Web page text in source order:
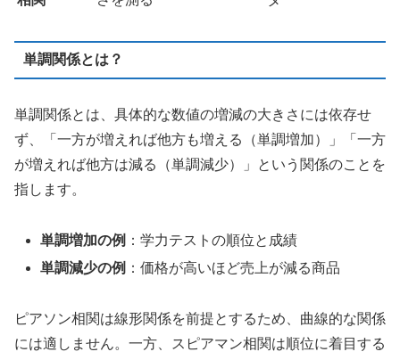
単調関係とは？
単調関係とは、具体的な数値の増減の大きさには依存せ
ず、「一方が増えれば他方も増える（単調増加）」「一方
が増えれば他方は減る（単調減少）」という関係のことを
指します。
単調増加の例 ：学力テストの順位と成績
単調減少の例 ：価格が高いほど売上が減る商品
ピアソン相関は線形関係を前提とするため、曲線的な関係
には適しません。一方、スピアマン相関は順位に着目する